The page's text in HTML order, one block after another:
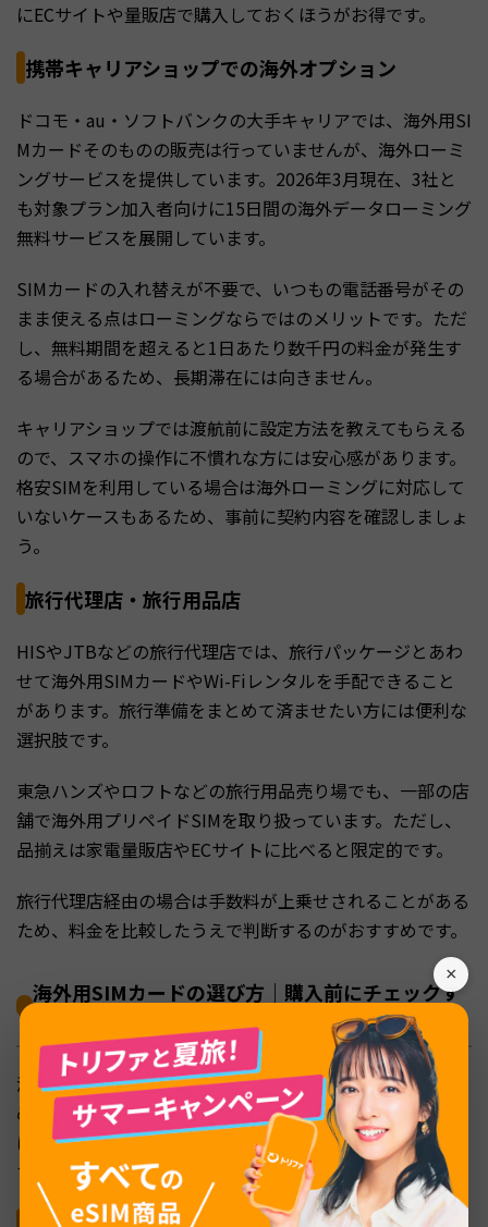
×
にECサイトや量販店で購入しておくほうがお得です。
携帯キャリアショップでの海外オプション
ドコモ・au・ソフトバンクの大手キャリアでは、海外用SI
Mカードそのものの販売は行っていませんが、海外ローミ
ングサービスを提供しています。2026年3月現在、3社と
も対象プラン加入者向けに15日間の海外データローミング
無料サービスを展開しています。
SIMカードの入れ替えが不要で、いつもの電話番号がその
まま使える点はローミングならではのメリットです。ただ
し、無料期間を超えると1日あたり数千円の料金が発生す
る場合があるため、長期滞在には向きません。
キャリアショップでは渡航前に設定方法を教えてもらえる
ので、スマホの操作に不慣れな方には安心感があります。
格安SIMを利用している場合は海外ローミングに対応して
いないケースもあるため、事前に契約内容を確認しましょ
う。
旅行代理店・旅行用品店
HISやJTBなどの旅行代理店では、旅行パッケージとあわ
せて海外用SIMカードやWi-Fiレンタルを手配できること
があります。旅行準備をまとめて済ませたい方には便利な
選択肢です。
東急ハンズやロフトなどの旅行用品売り場でも、一部の店
舗で海外用プリペイドSIMを取り扱っています。ただし、
品揃えは家電量販店やECサイトに比べると限定的です。
旅行代理店経由の場合は手数料が上乗せされることがある
ため、料金を比較したうえで判断するのがおすすめです。
海外用SIMカードの選び方｜購入前にチェックす
海外用SIMカードはさまざまな製品が販売されているた
め、どれを選べばよいか迷う方も多いでしょう。ここで
は、購入前に確認しておきたい4つのポイントを紹介しま
す。